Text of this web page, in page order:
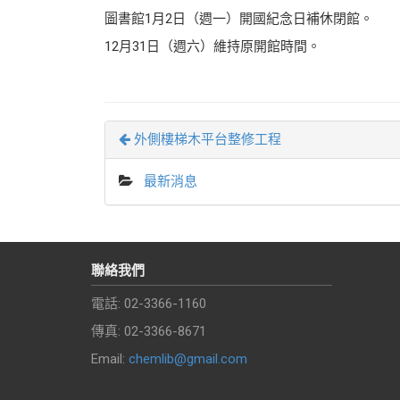
圖書館1月2日（週一）開國紀念日補休閉館。
12月31日（週六）維持原開館時間。
外側樓梯木平台整修工程
最新消息
聯絡我們
電話: 02-3366-1160
傳真: 02-3366-8671
Email: chemlib@gmail.com